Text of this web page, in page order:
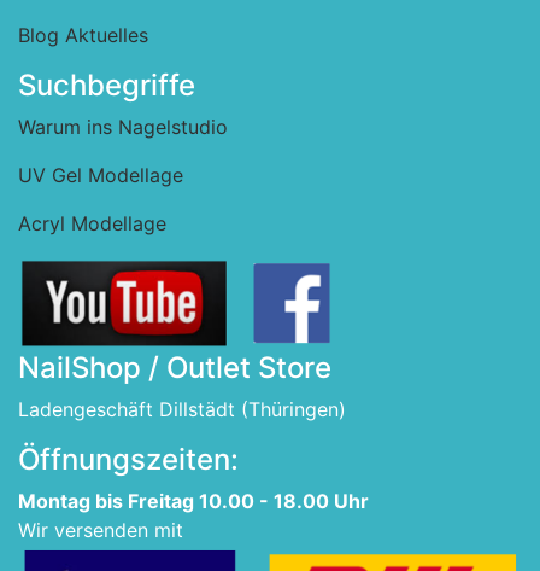
Blog Aktuelles
Suchbegriffe
Warum ins Nagelstudio
UV Gel Modellage
Acryl Modellage
NailShop / Outlet Store
Ladengeschäft Dillstädt (Thüringen)
Öffnungszeiten:
Montag bis Freitag 10.00 - 18.00 Uhr
Wir versenden mit